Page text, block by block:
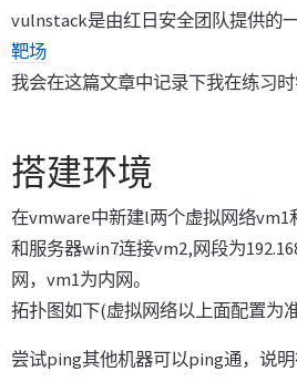
vulnstack是由红日安全团队提供的
靶场
我会在这篇文章中记录下我在练习
搭建环境
在vmware中新建l两个虚拟网络
和服务器win7连接vm2,网段为
网，vm1为内网。
拓扑图如下(虚拟网络以上面配置为准
尝试ping其他机器可以ping通，说明